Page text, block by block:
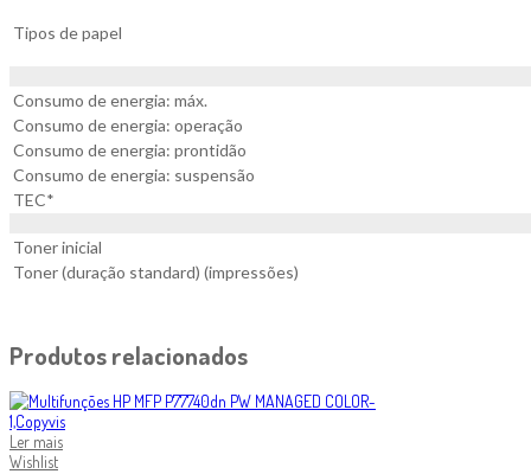
Tipos de papel
Consumo de energia: máx.
Consumo de energia: operação
Consumo de energia: prontidão
Consumo de energia: suspensão
TEC*
Toner inicial
Toner (duração standard) (impressões)
Produtos relacionados
Ler mais
Wishlist